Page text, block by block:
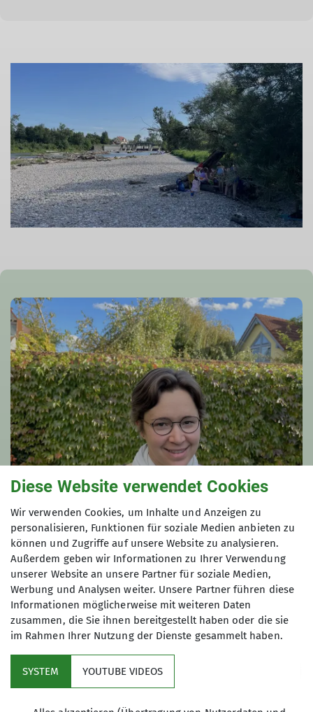
Carmen Waibel
carmen.waibel@dav-moosburg.de
Mitgliedschaft
Diese Website verwendet Cookies
Wir verwenden Cookies, um Inhalte und Anzeigen zu
personalisieren, Funktionen für soziale Medien anbieten zu
können und Zugriffe auf unsere Website zu analysieren.
Außerdem geben wir Informationen zu Ihrer Verwendung
unserer Website an unsere Partner für soziale Medien,
Werbung und Analysen weiter. Unsere Partner führen diese
Informationen möglicherweise mit weiteren Daten
zusammen, die Sie ihnen bereitgestellt haben oder die sie
im Rahmen Ihrer Nutzung der Dienste gesammelt haben.
SYSTEM YOUTUBE VIDEOS